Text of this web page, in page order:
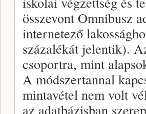
összevont Omnibusz
internetező
százalékát jelentik).
csoportra, mint
A módszertannal
mintavétel nem volt
az adatbázisban